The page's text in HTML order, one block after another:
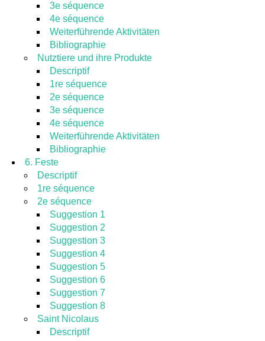
3e séquence
4e séquence
Weiterführende Aktivitäten
Bibliographie
Nutztiere und ihre Produkte
Descriptif
1re séquence
2e séquence
3e séquence
4e séquence
Weiterführende Aktivitäten
Bibliographie
6. Feste
Descriptif
1re séquence
2e séquence
Suggestion 1
Suggestion 2
Suggestion 3
Suggestion 4
Suggestion 5
Suggestion 6
Suggestion 7
Suggestion 8
Saint Nicolaus
Descriptif